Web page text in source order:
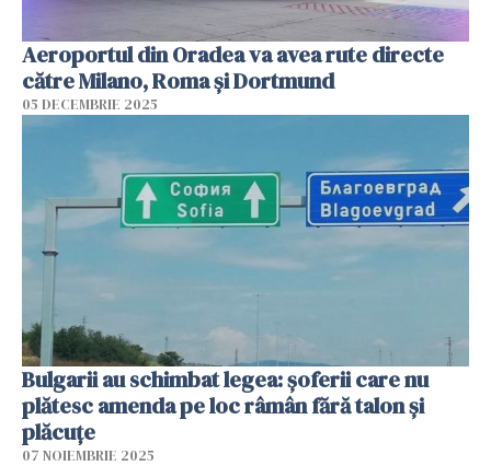
Aeroportul din Oradea va avea rute directe
către Milano, Roma şi Dortmund
05 DECEMBRIE 2025
Bulgarii au schimbat legea: șoferii care nu
plătesc amenda pe loc râmân fără talon și
plăcuțe
07 NOIEMBRIE 2025